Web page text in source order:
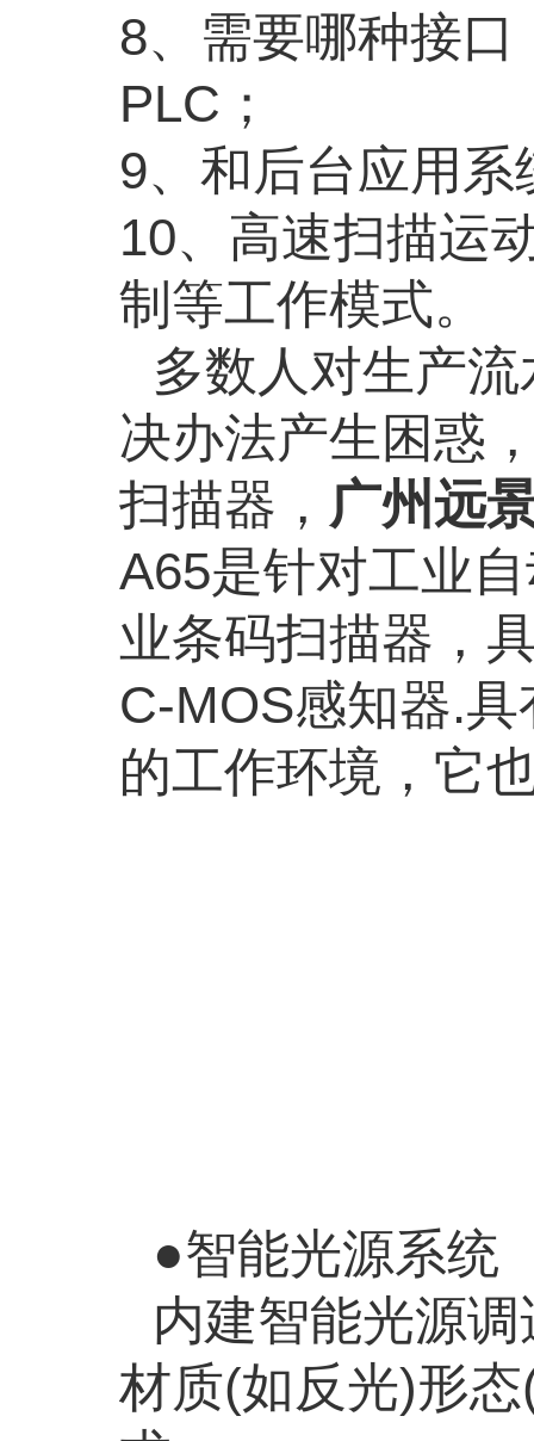
8、需要哪种接口
PLC ；
9、和后台应用系
10、高速扫描运
制等工作模式。
多数人对生产
决办法产生困惑
扫描器， 广州远
A65是针对工业
业条码扫描器，
C-MOS感知器.具
的工作环境，它
●智能光源系统
内建智能光源
材质(如反光)形态